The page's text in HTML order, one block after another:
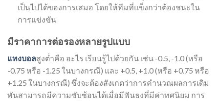
เป็นไปได้ของการเสมอ โดยให้ทีมที่แข็งกว่าต้องชนะใน
การแข่งขัน
มีราคาการต่อรองหลายรูปแบบ
แทงบอลสูงต่ำคือ อะไร เรียนรู้ไปด้วยกัน เช่น -0.5, -1.0 (หรือ
-0.75 หรือ -1.25 ในบางกรณี) และ +0.5, +1.0 (หรือ +0.75 หรือ
+1.25 ในบางกรณี) ซึ่งจะต้องสังเกตว่าการคำนวณผลการเดิม
พันสามารถมีความซับซ้อนได้เมื่อมีฟันธงที่มีค่าทศนิยม การ